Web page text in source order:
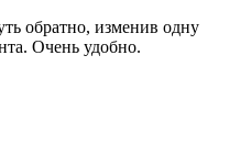
обратно, изменив одну
Очень удобно.